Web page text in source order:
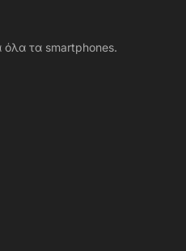
όλα τα smartphones.